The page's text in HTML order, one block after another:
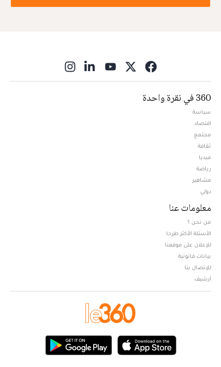
360 في نقرة واحدة
سياسة
اقتصاد
مجتمع
ثقافة
ميديا
رياضة
مشاهير
دولي
معلومات عنا
من نحن ؟
الأسئلة الأكثر طرحا
للإعلان على موقعنا
بيانات قانونية
للإتصال بنا
أرشيف